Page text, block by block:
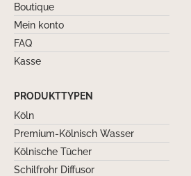
Boutique
Mein konto
FAQ
Kasse
PRODUKTTYPEN
Köln
Premium-Kölnisch Wasser
Kölnische Tücher
Schilfrohr Diffusor